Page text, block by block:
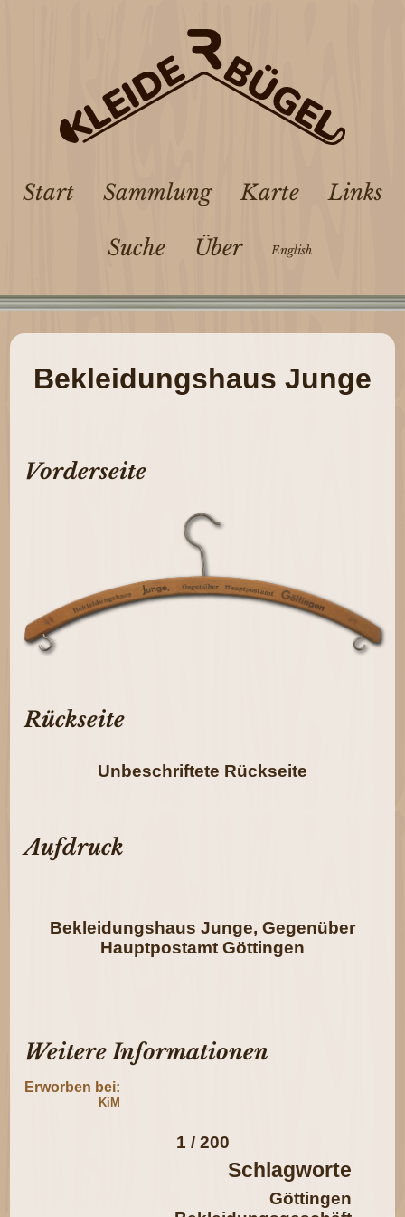
Start Sammlung Karte Links
Suche Über English
Bekleidungshaus Junge
Vorderseite
Rückseite
Unbeschriftete Rückseite
Aufdruck
Bekleidungshaus Junge, Gegenüber
Hauptpostamt Göttingen
Weitere Informationen
Erworben bei:
KiM
1 / 200
Schlagworte
Göttingen